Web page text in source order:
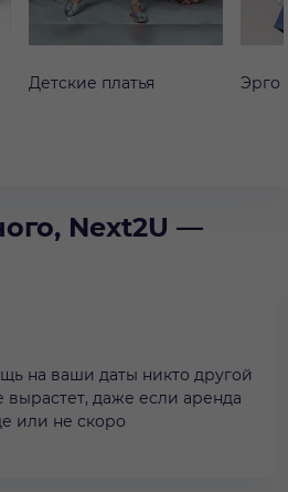
Детские платья Эрго
Next2U —
на ваши даты никто другой
вырастет, даже если аренда
или не скоро